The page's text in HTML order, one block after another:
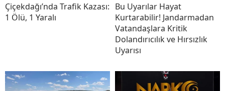
Çiçekdağı’nda Trafik Kazası:
1 Ölü, 1 Yaralı
Bu Uyarılar Hayat
Kurtarabilir! Jandarmadan
Vatandaşlara Kritik
Dolandırıcılık ve Hırsızlık
Uyarısı